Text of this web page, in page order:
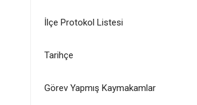
İlçe Protokol Listesi
Tarihçe
Görev Yapmış Kaymakamlar